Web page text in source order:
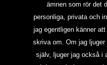
ämnen som rör det
personliga, privata och
jag egentligen känner att
skriva om. Om jag ljuger
själv, ljuger jag också i